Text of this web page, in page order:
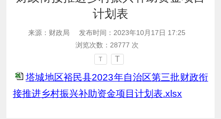
计划表
来源：财政局
发布时间：2023年10月17日 17:25
浏览次数： 28777 次
T T
塔城地区裕民县2023年自治区第三批财政衔
接推进乡村振兴补助资金项目计划表.xlsx